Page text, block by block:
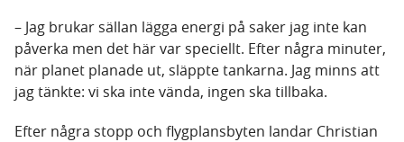
– Jag brukar sällan lägga energi på saker jag inte kan
påverka men det här var speciellt. Efter några minuter,
när planet planade ut, släppte tankarna. Jag minns att
jag tänkte: vi ska inte vända, ingen ska tillbaka.
Efter några stopp och flygplansbyten landar Christian